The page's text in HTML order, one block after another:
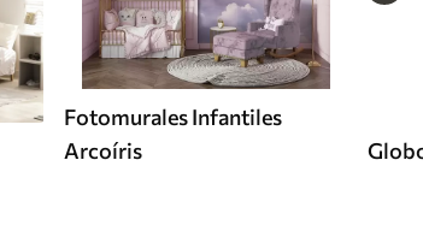
Fotomurales Infantiles
Arcoíris